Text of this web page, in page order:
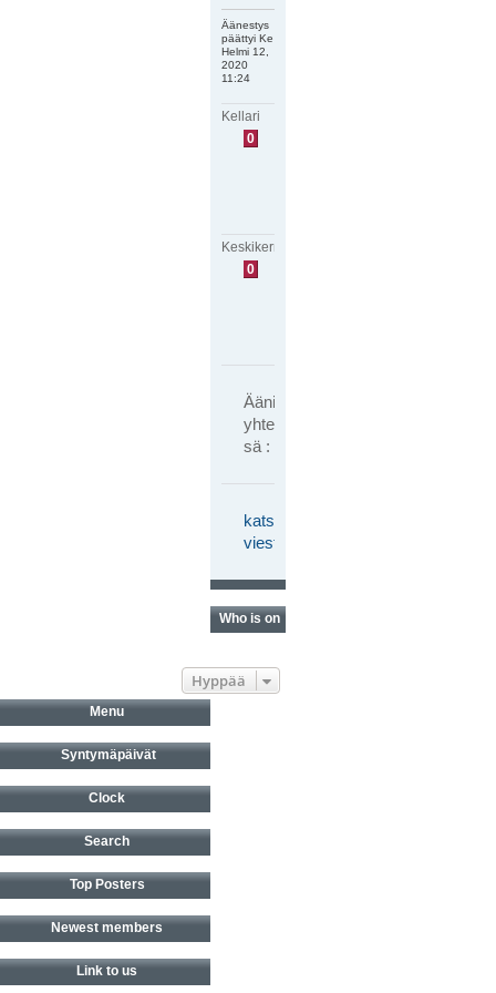
Äänestys
päättyi Ke
Helmi 12,
2020
11:24
Kellari
0
Keskikerros
0
Ääniä
yhteen
sä : 0
katso
viestiketjua
Who is online?
Hyppää
Menu
Syntymäpäivät
Clock
Search
Top Posters
Newest members
Link to us